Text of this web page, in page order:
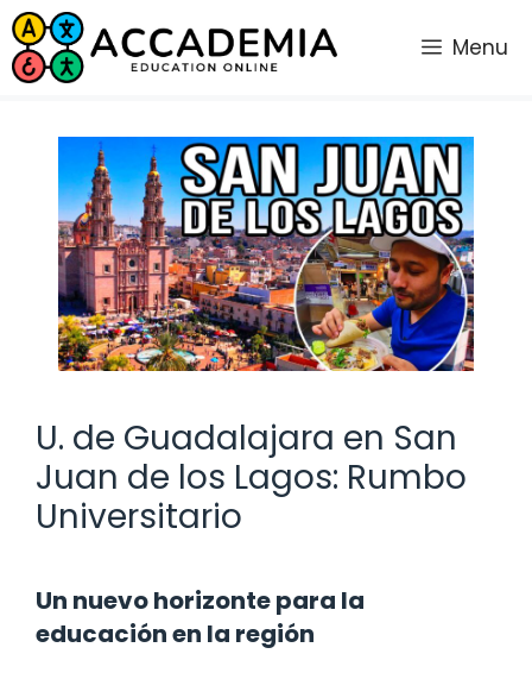
Saltar
al
contenido
Menu
U. de Guadalajara en San
Juan de los Lagos: Rumbo
Universitario
Un nuevo horizonte para la
educación en la región